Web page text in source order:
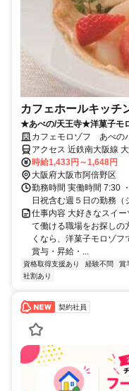
カフェホールキッチ
★あべの/天王寺★洋菓子モ
に囲まれて毎日を過ごそう
カフェモロゾフ あべの
アクセス 近鉄南大阪線
ロ御堂筋線 天王寺9番口
徒歩約2分
時給1,433円～1,648円
大阪府大阪市阿倍野区
勤務時間 実働時間 7:30
日祝含む週５日の勤務（
仕事内容 大好きなスイ
て働ける職場をお探しの
くなら、洋菓子モロゾフ
賞与・昇給・...
資格取得支援あり 経験不問 賞
社割あり
契約社員